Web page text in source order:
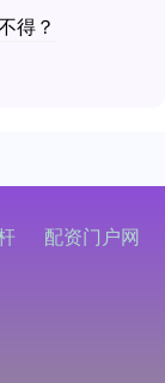
得？
配资门户网